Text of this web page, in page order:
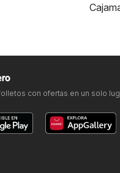
con ofertas en un solo